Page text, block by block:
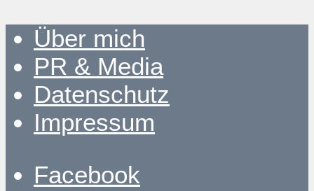
Über mich
PR & Media
Datenschutz
Impressum
Facebook